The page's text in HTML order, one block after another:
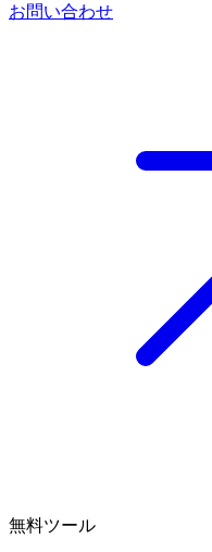
お問い合わせ
無料ツール